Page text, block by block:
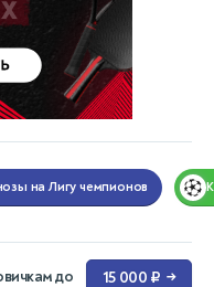
на Лигу чемпионов
до 15 000 ₽ →